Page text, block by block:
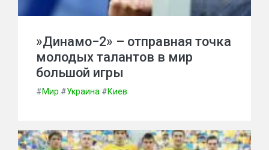
»Динамо−2» – отправная точка
молодых талантов в мир
большой игры
#Мир #Украина #Киев